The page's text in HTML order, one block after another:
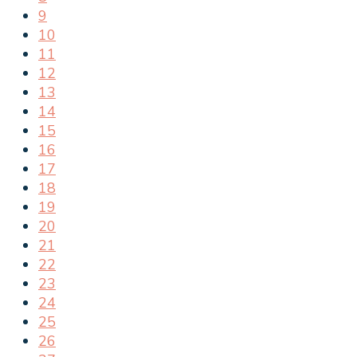
9
10
11
12
13
14
15
16
17
18
19
20
21
22
23
24
25
26